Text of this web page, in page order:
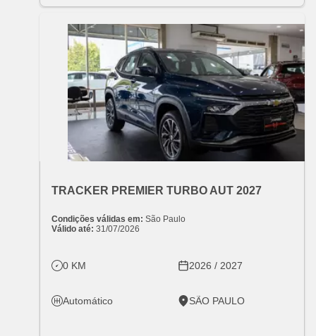
VARIANT:CHEVROLET
TRACKER PREMIER TURBO AUT 2027
Condições válidas em: São Paulo
Válido até: 31/07/2026
0 KM 2026 / 2027
Automático SÃO PAULO